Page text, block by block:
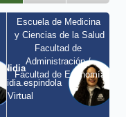
Nidia
nidia.espindola
/ Virtual
Escuela de Medicina
y Ciencias de la Salud
Facultad de
Administración /
Facultad de Economía